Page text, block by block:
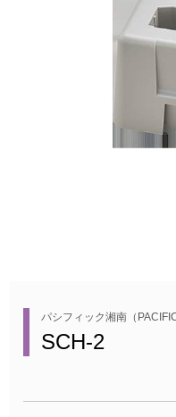
パシフィック湘南（PACIFIC
SCH-2